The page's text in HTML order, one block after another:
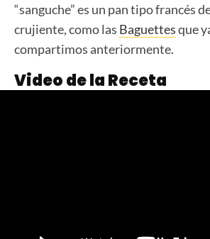
“sanguche” es un pan tipo francés
crujiente, como las Baguettesque
compartimos anteriormente.
Video de la Receta